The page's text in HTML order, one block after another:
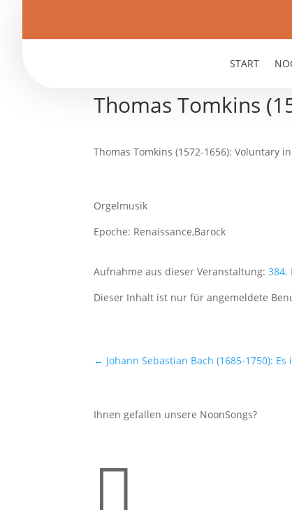
START
Thomas Tomkins
Thomas Tomkins (1572-1656): Voluntary
Orgelmusik
Epoche: Renaissance,Barock
Aufnahme aus dieser Veranstaltung:384.
Dieser Inhalt ist nur für angemeldete
← Johann Sebastian Bach (1685-1750):
Ihnen gefallen unsere NoonSongs?
